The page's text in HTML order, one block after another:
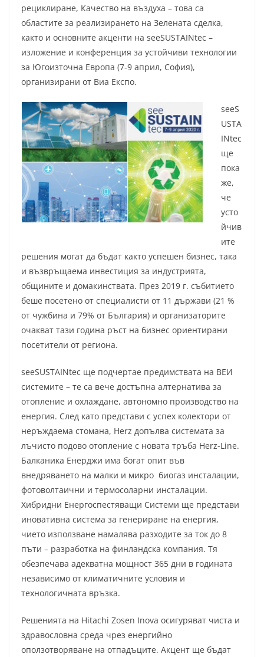
рециклиране, Качество на въздуха – това са
областите за реализирането на Зелената сделка,
както и основните акценти на seeSUSTAINtec –
изложение и конференция за устойчиви технологии
за Югоизточна Европа (7-9 април, София),
организирани от Виа Експо.
seeS
USTA
INtec
ще
пока
же,
че
усто
йчив
ите
решения могат да бъдат както успешен бизнес, така
и възвръщаема инвестиция за индустрията,
общините и домакинствата. През 2019 г. събитието
беше посетено от специалисти от 11 държави (21 %
от чужбина и 79% от България) и организаторите
очакват тази година ръст на бизнес ориентирани
посетители от региона.
seeSUSTAINtec ще подчертае предимствата на ВЕИ
системите – те са вече достъпна алтернатива за
отопление и охлаждане, автономно производство на
енергия. След като представи с успех колектори от
неръждаема стомана, Herz допълва системата за
лъчисто подово отопление с новата тръба Herz-Line.
Балканика Енерджи има богат опит във
внедряването на малки и микро биогаз инсталации,
фотоволтаични и термосоларни инсталации.
Хибридни Енергоспестяващи Системи ще представи
иновативна система за генериране на енергия,
чието използване намалява разходите за ток до 8
пъти – разработка на финландска компания. Тя
обезпечава адекватна мощност 365 дни в годината
независимо от климатичните условия и
технологичната връзка.
Решенията на Hitachi Zosen Inova осигуряват чиста и
здравословна среда чрез енергийно
оползотворяване на отпадъците. Акцент ще бъдат